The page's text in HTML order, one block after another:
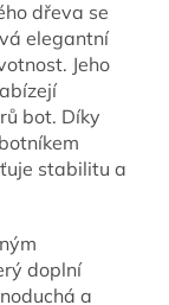
dřeva se
elegantní
Jeho
bot. Díky
stabilitu a
doplní
a